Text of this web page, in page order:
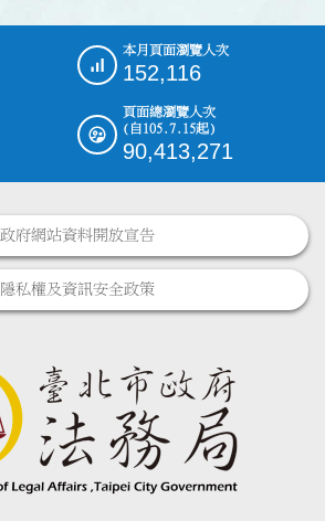
本月頁面瀏覽人次
152,116
頁面總瀏覽人次
(自105.7.15起)
90,413,271
政府網站資料開放宣告
隱私權及資訊安全政策